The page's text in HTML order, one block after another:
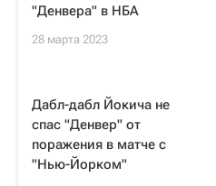
"Денвера" в НБА
28 марта 2023
Дабл-дабл Йокича не
спас "Денвер" от
поражения в матче с
"Нью-Йорком"